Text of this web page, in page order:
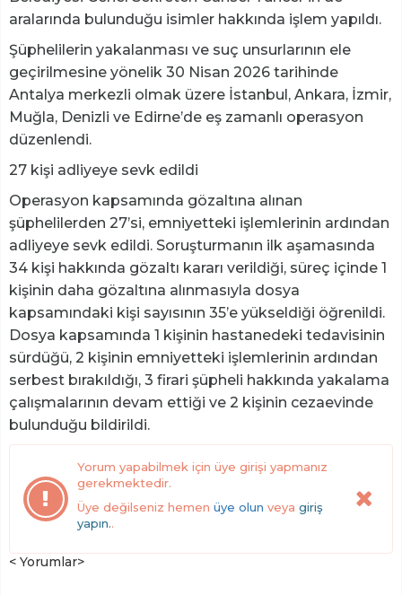
aralarında bulunduğu isimler hakkında işlem yapıldı.
Şüphelilerin yakalanması ve suç unsurlarının ele
geçirilmesine yönelik 30 Nisan 2026 tarihinde
Antalya merkezli olmak üzere İstanbul, Ankara, İzmir,
Muğla, Denizli ve Edirne’de eş zamanlı operasyon
düzenlendi.
27 kişi adliyeye sevk edildi
Operasyon kapsamında gözaltına alınan
şüphelilerden 27’si, emniyetteki işlemlerinin ardından
adliyeye sevk edildi. Soruşturmanın ilk aşamasında
34 kişi hakkında gözaltı kararı verildiği, süreç içinde 1
kişinin daha gözaltına alınmasıyla dosya
kapsamındaki kişi sayısının 35’e yükseldiği öğrenildi.
Dosya kapsamında 1 kişinin hastanedeki tedavisinin
sürdüğü, 2 kişinin emniyetteki işlemlerinin ardından
serbest bırakıldığı, 3 firari şüpheli hakkında yakalama
çalışmalarının devam ettiği ve 2 kişinin cezaevinde
bulunduğu bildirildi.
Yorum yapabilmek için üye girişi yapmanız
gerekmektedir.
Üye değilseniz hemen üye olun veya giriş
yapın..
< Yorumlar>